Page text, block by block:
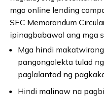
mga online lending
SEC Memorandum
ipinagbabawal ang mga
Mga hindi
pangongolekta tulad
paglalantad ng
Hindi malinaw na